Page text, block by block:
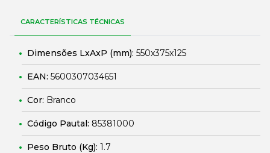
CARACTERÍSTICAS TÉCNICAS
Dimensões LxAxP (mm): 550x375x125
EAN: 5600307034651
Cor: Branco
Código Pautal: 85381000
Peso Bruto (Kg): 1.7